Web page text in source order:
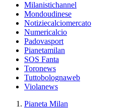
Milanistichannel
Mondoudinese
Notiziecalciomercato
Numericalcio
Padovasport
Pianetamilan
SOS Fanta
Toronews
Tuttobolognaweb
Violanews
Pianeta Milan